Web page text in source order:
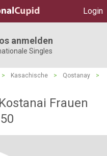
Login
anmelden
Singles
> Kasachische > Qostanay
>
Frauen